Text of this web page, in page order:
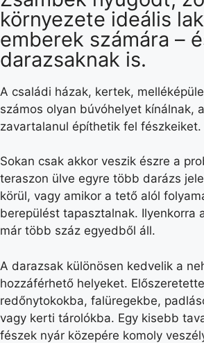
környezete ideális
emberek számára –
darazsaknak is.
A családi házak, kertek,
számos olyan búvóhelyet kínálnak,
zavartalanul építhetik fel fészkeiket.
Sokan csak akkor veszik észre a
teraszon ülve egyre több darázs
körül, vagy amikor a tető alól
berepülést tapasztalnak. Ilyenkorra
már több száz egyedből áll.
A darazsak különösen kedvelik a
hozzáférhető helyeket.
redőnytokokba, falüregekbe,
vagy kerti tárolókba. Egy kisebb
fészek nyár közepére komoly